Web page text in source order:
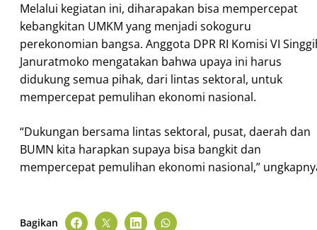
Melalui kegiatan ini, diharapakan bisa mempercepat
kebangkitan UMKM yang menjadi sokoguru
perekonomian bangsa. Anggota DPR RI Komisi VI
Januratmoko mengatakan bahwa upaya ini harus
didukung semua pihak, dari lintas sektoral, untuk
mempercepat pemulihan ekonomi nasional.
“Dukungan bersama lintas sektoral, pusat, daerah dan
BUMN kita harapkan supaya bisa bangkit dan
mempercepat pemulihan ekonomi nasional,”
Bagikan